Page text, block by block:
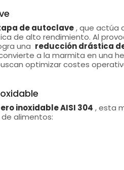
de autoclave , que actúa
de alto rendimiento. Al
una reducción drástica
a la marmita en una
optimizar costes
inoxidable AISI 304 , esta
alimentos: